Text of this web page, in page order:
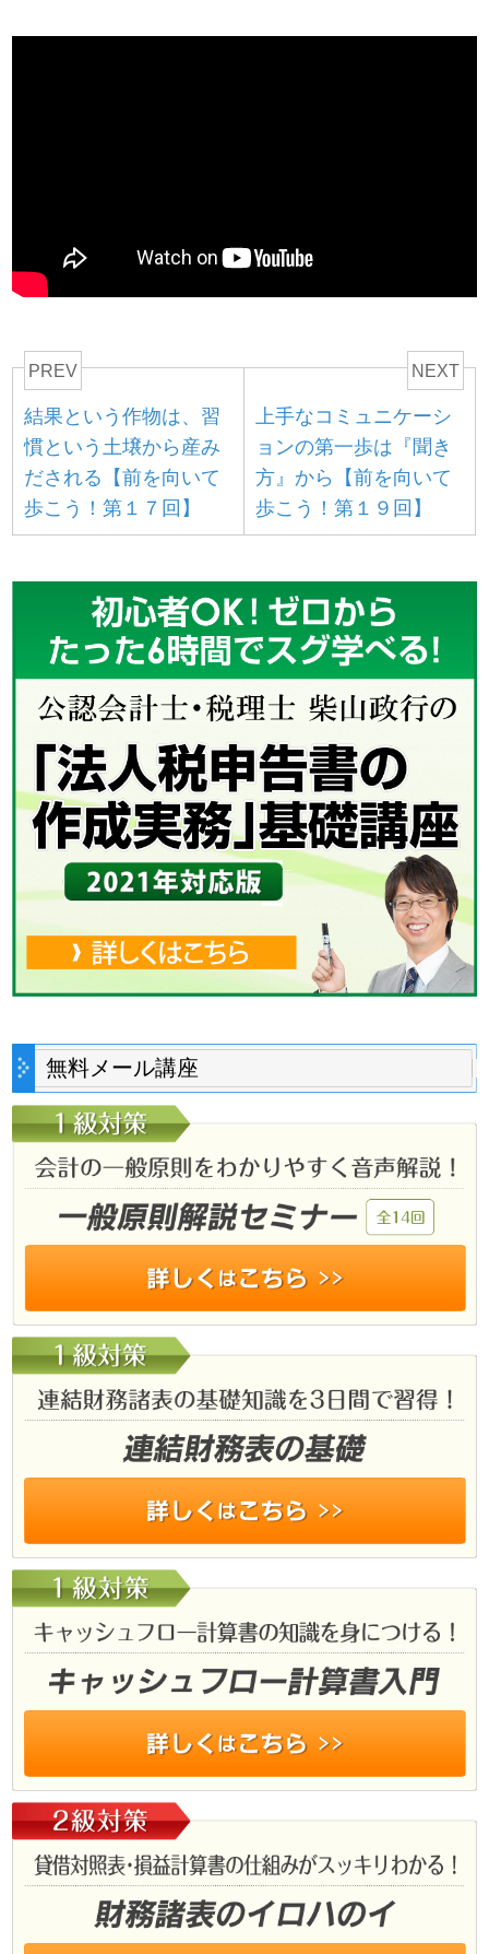
PREV
結果という作物は、習
慣という土壌から産み
だされる【前を向いて
歩こう！第１７回】
NEXT
上手なコミュニケーシ
ョンの第一歩は『聞き
方』から【前を向いて
歩こう！第１９回】
無料メール講座